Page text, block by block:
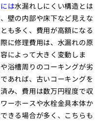
は水漏れしにくい構造とは
壁の内部や床下など見えな
も多く、費用が高額になる
に修理費用は、水漏れの原
によって大きく変動しま
浴槽周りのコーキングが劣
あれば、古いコーキングを
み、費用は数万円程度で収
ーホースや水栓金具本体か
きる場合が多く、こちらも